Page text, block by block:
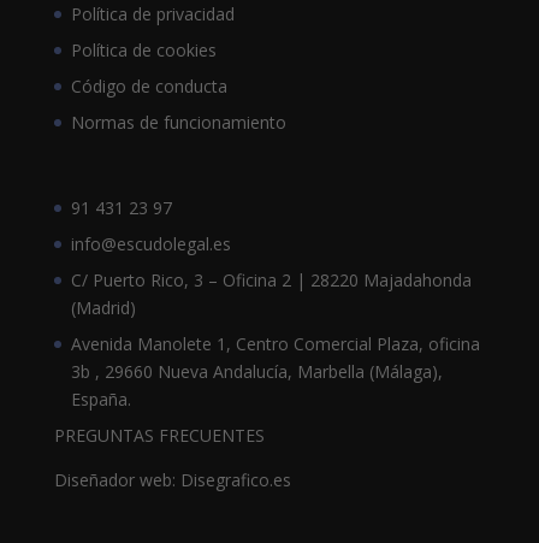
Política de privacidad
Política de cookies
Código de conducta
Normas de funcionamiento
91 431 23 97
info@escudolegal.es
C/ Puerto Rico, 3 – Oficina 2 | 28220 Majadahonda
(Madrid)
Avenida Manolete 1, Centro Comercial Plaza, oficina
3b , 29660 Nueva Andalucía, Marbella (Málaga),
España.
PREGUNTAS FRECUENTES
Diseñador web: Disegrafico.es